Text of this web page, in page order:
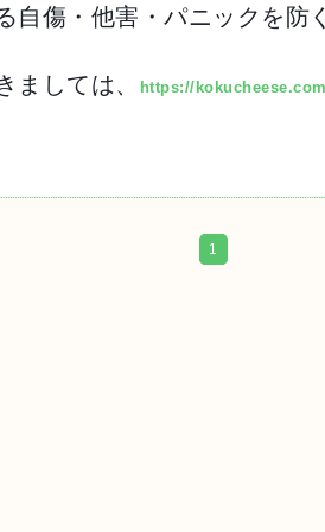
自傷・他害・パニックを防
ましては、
https://
1